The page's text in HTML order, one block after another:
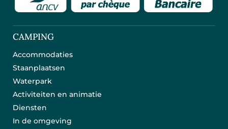
CAMPING
Accommodaties
Staanplaatsen
Waterpark
Activiteiten en animatie
Diensten
In de omgeving